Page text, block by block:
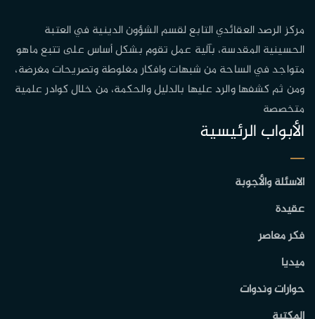
مركز الرصد العقائدي التابع لقسم الشؤون الدينية في العتبة
الحسينية المقدسة، بآلية عمل تقوم بشكل أساس على تتبع ماهو
متواجد في الساحة من شبهات وافكار مغلوطة وتصريحات مغرضة،
ومن ثم كشفها والرد عليها بالدليل والحكمة، من خلال كوادر علمية
متخصصة
الأبواب الرئيسية
الاسئلة والأجوبة
عقيدة
فكر معاصر
ميديا
حوارات وندوات